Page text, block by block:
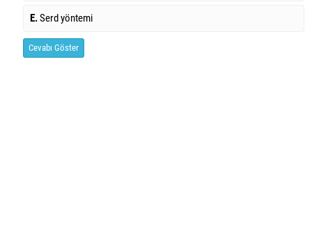
E.Serd yöntemi
Cevabı Göster